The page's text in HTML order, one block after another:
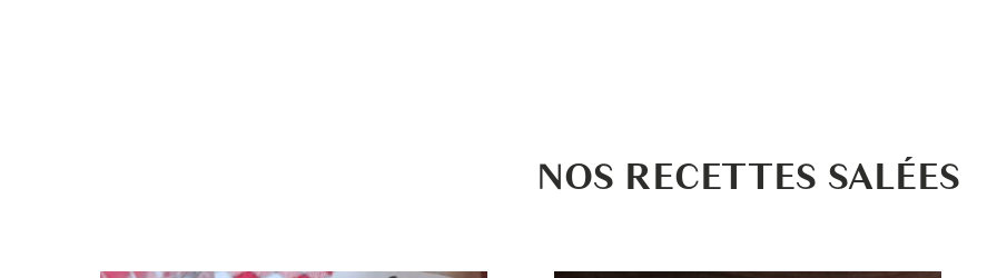
NOS RECETTES SALÉES